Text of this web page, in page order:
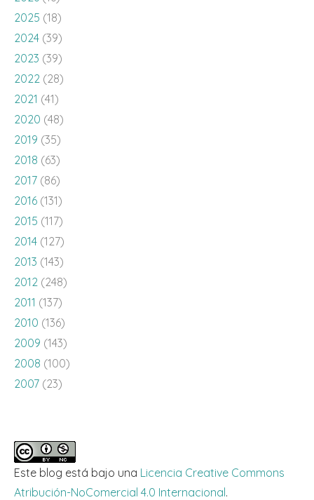
2025 (18)
2024 (39)
2023 (39)
2022 (28)
2021 (41)
2020 (48)
2019 (35)
2018 (63)
2017 (86)
2016 (131)
2015 (117)
2014 (127)
2013 (143)
2012 (248)
2011 (137)
2010 (136)
2009 (143)
2008 (100)
2007 (23)
Este blog está bajo una Licencia Creative Commons
Atribución-NoComercial 4.0 Internacional.